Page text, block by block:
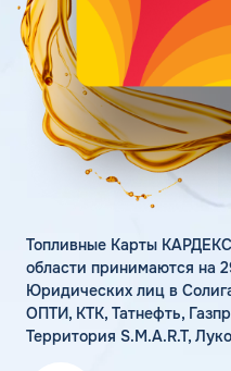
Статьи
Цена бензина и ДТ
Личный кабинет
Карта АЗС
Получить
Топливные Карты
области принимаются на
Юридических лиц в
ОПТИ, КТК, Татнефть,
Территория S.M.A.R.T,